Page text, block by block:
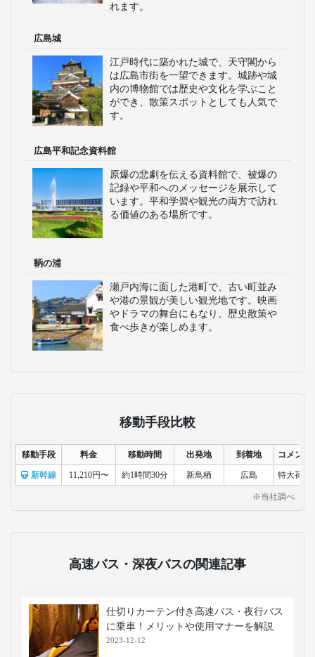
園と共に訪れると良いでしょう。訪れ
る人々に強いメッセージを与える、感
慨深いスポットです。
宮島（厳島神社）
の神社です。潮の満ち引きによって異
観光客が訪れます。紅葉の季節や初詣
には特に多くの人々が集まります。
尾道
けでも楽しめます。古い寺院やレトロ
な建物が点在し、独特の風情を感じら
れます。
広島城
江戸時代に築かれた城で、天守閣から
ができ、散策スポットとしても人気で
す。
広島平和記念資料館
原爆の悲劇を伝える資料館で、被爆の
記録や平和へのメッセージを展示して
います。平和学習や観光の両方で訪れ
や港の景観が美しい観光地です。映画
やドラマの舞台にもなり、歴史散策や
食べ歩きが楽しめます。